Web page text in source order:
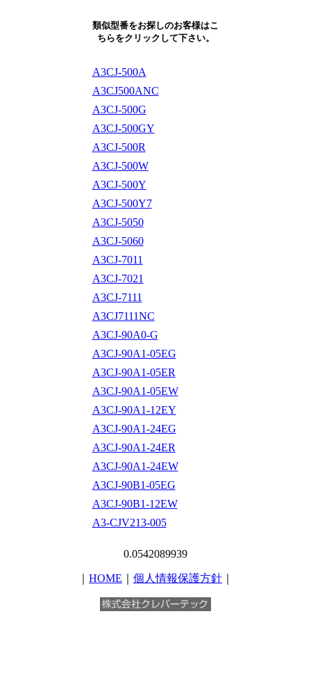
類似型番をお探しのお客様はこ
ちらをクリックして下さい。
A3CJ-500A
A3CJ500ANC
A3CJ-500G
A3CJ-500GY
A3CJ-500R
A3CJ-500W
A3CJ-500Y
A3CJ-500Y7
A3CJ-5050
A3CJ-5060
A3CJ-7011
A3CJ-7021
A3CJ-7111
A3CJ7111NC
A3CJ-90A0-G
A3CJ-90A1-05EG
A3CJ-90A1-05ER
A3CJ-90A1-05EW
A3CJ-90A1-12EY
A3CJ-90A1-24EG
A3CJ-90A1-24ER
A3CJ-90A1-24EW
A3CJ-90B1-05EG
A3CJ-90B1-12EW
A3-CJV213-005
0.0542089939
HOME 個人情報保護方針